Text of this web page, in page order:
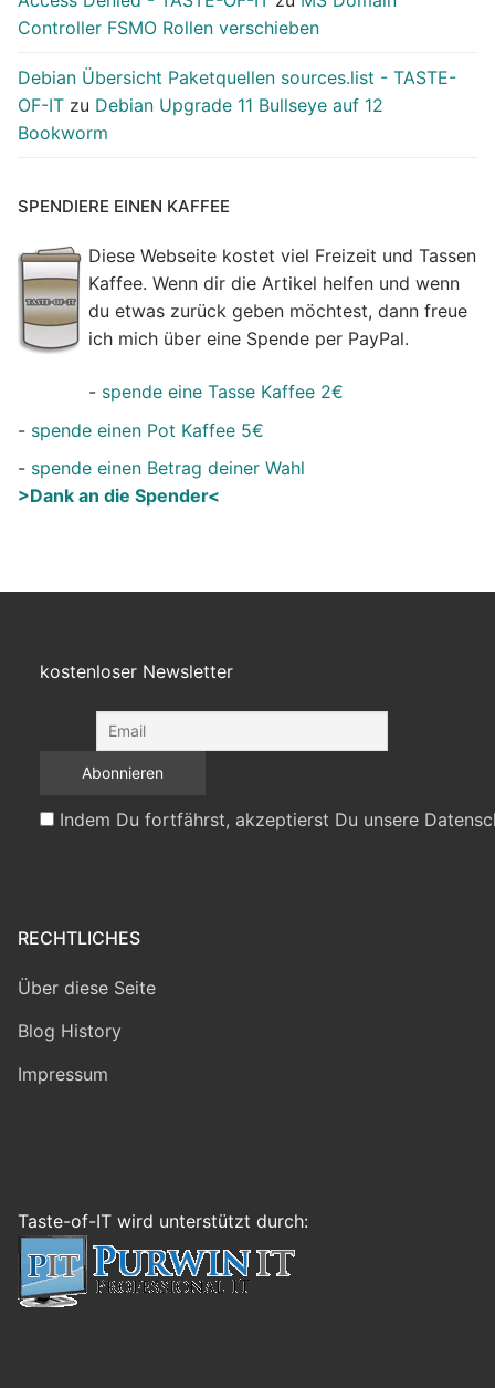
Controller FSMO Rollen verschieben
Debian Übersicht Paketquellen sources.list - TASTE-
OF-IT zu Debian Upgrade 11 Bullseye auf 12
Bookworm
SPENDIERE EINEN KAFFEE
Diese Webseite kostet viel Freizeit und Tassen
Kaffee. Wenn dir die Artikel helfen und wenn
du etwas zurück geben möchtest, dann freue
ich mich über eine Spende per PayPal.
- spende eine Tasse Kaffee 2€
- spende einen Pot Kaffee 5€
- spende einen Betrag deiner Wahl
>Dank an die Spender<
kostenloser Newsletter
Indem Du fortfährst, akzeptierst Du unsere
RECHTLICHES
Über diese Seite
Blog History
Impressum
Taste-of-IT wird unterstützt durch: